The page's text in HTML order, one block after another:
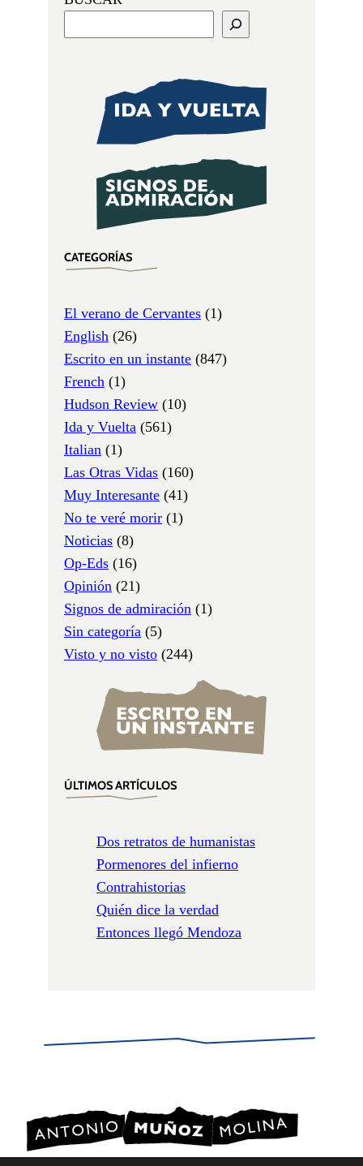
CATEGORÍAS
El verano de Cervantes (1)
English (26)
Escrito en un instante (847)
French (1)
Hudson Review (10)
Ida y Vuelta (561)
Italian (1)
Las Otras Vidas (160)
Muy Interesante (41)
No te veré morir (1)
Noticias (8)
Op-Eds (16)
Opinión (21)
Signos de admiración (1)
Sin categoría (5)
Visto y no visto (244)
ÚLTIMOS ARTÍCULOS
Dos retratos de humanistas
Pormenores del infierno
Contrahistorias
Quién dice la verdad
Entonces llegó Mendoza